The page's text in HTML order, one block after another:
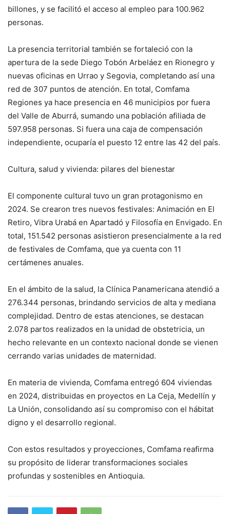
billones, y se facilitó el acceso al empleo para 100.962
personas.
La presencia territorial también se fortaleció con la
apertura de la sede Diego Tobón Arbeláez en Rionegro y
nuevas oficinas en Urrao y Segovia, completando así una
red de 307 puntos de atención. En total, Comfama
Regiones ya hace presencia en 46 municipios por fuera
del Valle de Aburrá, sumando una población afiliada de
597.958 personas. Si fuera una caja de compensación
independiente, ocuparía el puesto 12 entre las 42 del país.
Cultura, salud y vivienda: pilares del bienestar
El componente cultural tuvo un gran protagonismo en
2024. Se crearon tres nuevos festivales: Animación en El
Retiro, Vibra Urabá en Apartadó y Filosofía en Envigado. En
total, 151.542 personas asistieron presencialmente a la red
de festivales de Comfama, que ya cuenta con 11
certámenes anuales.
En el ámbito de la salud, la Clínica Panamericana atendió a
276.344 personas, brindando servicios de alta y mediana
complejidad. Dentro de estas atenciones, se destacan
2.078 partos realizados en la unidad de obstetricia, un
hecho relevante en un contexto nacional donde se vienen
cerrando varias unidades de maternidad.
En materia de vivienda, Comfama entregó 604 viviendas
en 2024, distribuidas en proyectos en La Ceja, Medellín y
La Unión, consolidando así su compromiso con el hábitat
digno y el desarrollo regional.
Con estos resultados y proyecciones, Comfama reafirma
su propósito de liderar transformaciones sociales
profundas y sostenibles en Antioquia.